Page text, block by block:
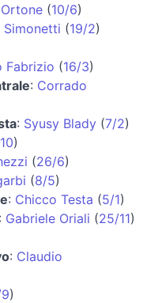
(10/6)
Simonetti (19/2)
Fabrizio (16/3)
: Corrado
: Syusy Blady (7/2)
)
(26/6)
(8/5)
: Chicco Testa (5/1)
: Gabriele Oriali (25/11)
: Claudio
)